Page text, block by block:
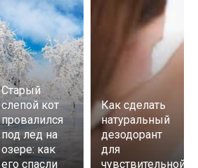
Старый
слепой кот
провалился
под лед на
озере: как
его спасли
Как сделать
натуральный
дезодорант
для
чувствительной